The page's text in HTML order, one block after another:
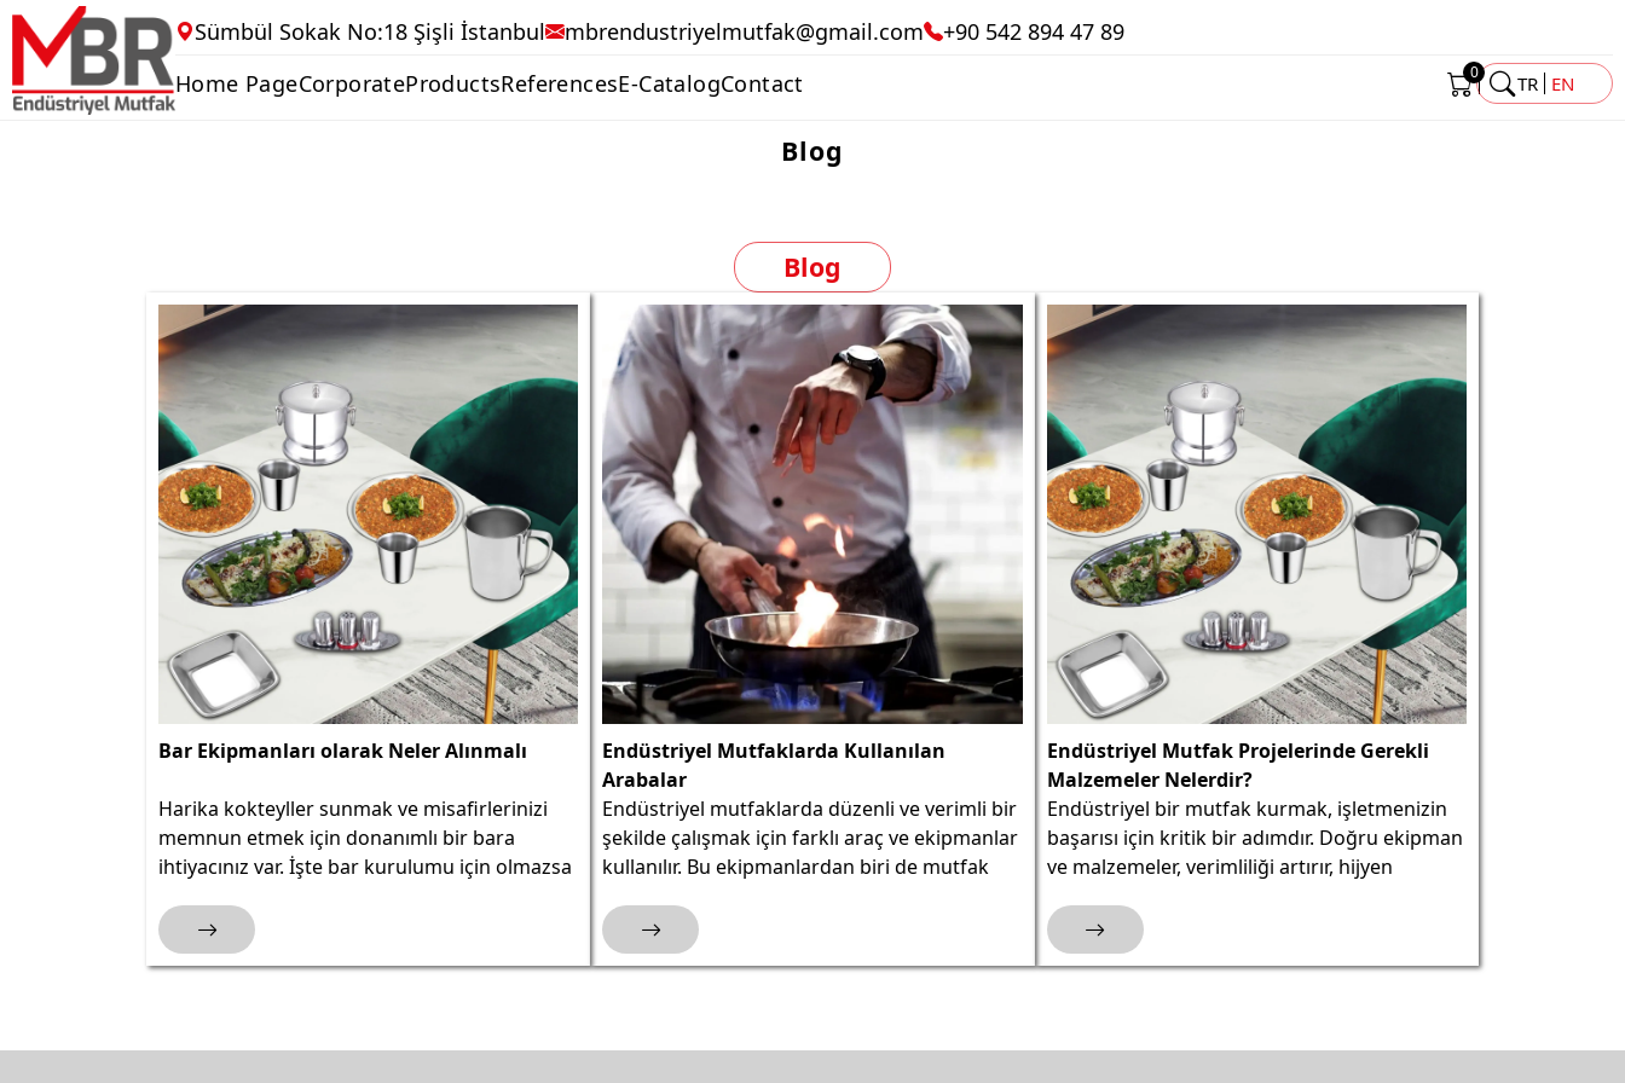
Sümbül Sokak No:18 Şişli İstanbul mbrendustriyelmutfak@gmail.com
+90 542 894 47 89
Home PageCorporateProductsReferencesE-CatalogContact 0 TR EN
Blog
Blog
Bar Ekipmanları olarak Neler Alınmalı
Harika kokteyller sunmak ve misafirlerinizi
memnun etmek için donanımlı bir bara
ihtiyacınız var. İşte bar kurulumu için olmazsa
Endüstriyel Mutfaklarda Kullanılan
Arabalar
Endüstriyel mutfaklarda düzenli ve verimli bir
şekilde çalışmak için farklı araç ve ekipmanlar
kullanılır. Bu ekipmanlardan biri de mutfak
mutfak personelinin yemek taşıma, servis ve
temizlik gibi işlerini kolaylaştırmak amacıyla
Endüstriyel Mutfak Projelerinde Gerekli
Malzemeler Nelerdir?
Endüstriyel bir mutfak kurmak, işletmenizin
başarısı için kritik bir adımdır. Doğru ekipman
ve malzemeler, verimliliği artırır, hijyen
sunmanızı sağlar. Bu blog yazısında,
endüstriyel mutfak projelerinde sıklıkla